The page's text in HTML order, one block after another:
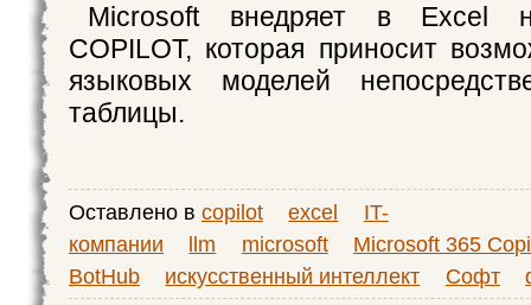
Microsoft внедряет в Excel
COPILOT, которая приносит
языковых моделей
таблицы.
Оставлено в copilot excel
IT-
компании
llm microsoft
Microsoft 365
BotHub
искусственный интеллект Софт